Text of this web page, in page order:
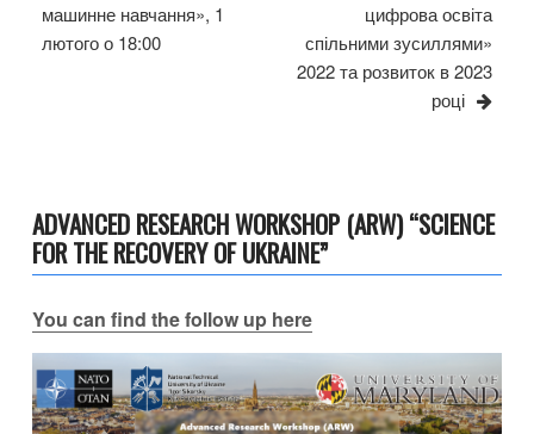
машинне навчання», 1
лютого о 18:00
цифрова освіта
спільними зусиллями»
2022 та розвиток в 2023
році
ADVANCED RESEARCH WORKSHOP (ARW) “SCIENCE
FOR THE RECOVERY OF UKRAINE”
You can find the follow up here